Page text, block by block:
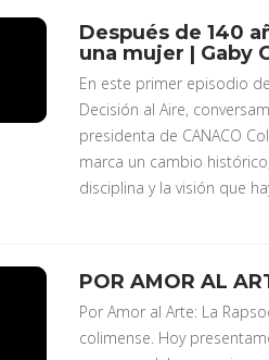
Después de 140
una mujer | Gaby
En este primer episodio
Decisión al Aire,
presidenta de CANACO
marca un cambio
disciplina y la visión que
POR AMOR AL
Por Amor al Arte: La
colimense. Hoy